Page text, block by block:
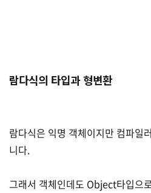
람다식의 타입과 형변환
람다식은 익명 객체이지만 컴파일
니다.
그래서 객체인데도 Object타입으